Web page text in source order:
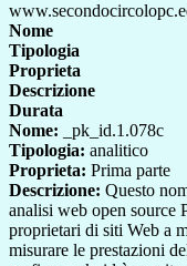
Nome
Tipologia
Proprieta
Descrizione
Durata
Nome: _pk_id.1.078c
Tipologia: analitico
Proprieta: Prima parte
Descrizione: Questo
analisi web open source
proprietari di siti Web a
misurare le prestazioni